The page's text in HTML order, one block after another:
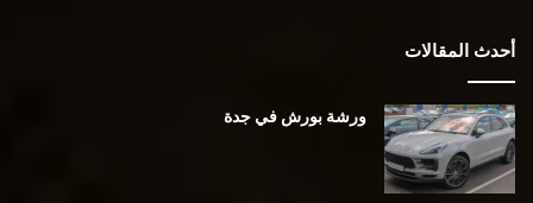
أحدث المقالات
ورشة بورش في جدة